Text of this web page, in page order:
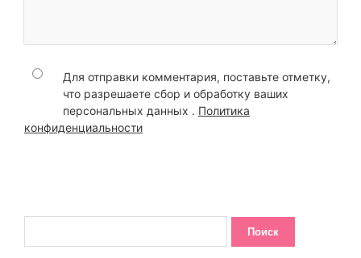
Для отправки комментария, поставьте отметку,
что разрешаете сбор и обработку ваших
персональных данных . Политика
конфиденциальности